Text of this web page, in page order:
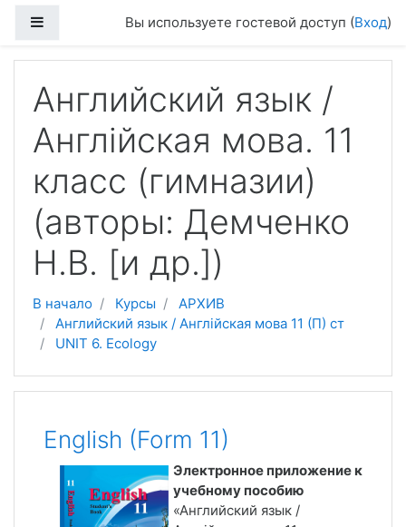
Боковая панельВы используете гостевой доступ (Вход)
Английский язык /
Англійская мова. 11
класс (гимназии)
(авторы: Демченко
Н.В. [и др.])
В начало Курсы
АРХИВ
Английский язык / Англійская мова 11 (П) ст
UNIT 6. Ecology
English (Form 11)
Электронное приложение к
учебному пособию
«Английский язык /